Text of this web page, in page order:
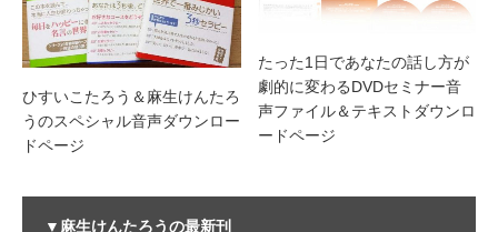
ひすいこたろう＆麻生けんたろ
うのスペシャル音声ダウンロー
ドページ
たった1日であなたの話し方が
劇的に変わるDVDセミナー音
声ファイル＆テキストダウンロ
ードページ
▼麻生けんたろうの最新刊